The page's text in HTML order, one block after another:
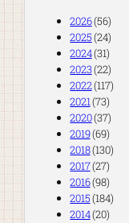
2026(56)
2025(24)
2024(31)
2023(22)
2022(117)
2021(73)
2020(37)
2019(69)
2018(130)
2017(27)
2016(98)
2015(184)
2014(20)